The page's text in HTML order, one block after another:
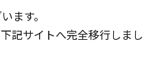
# ランチ
# タル
ます。
記サイトへ完全移行しまし